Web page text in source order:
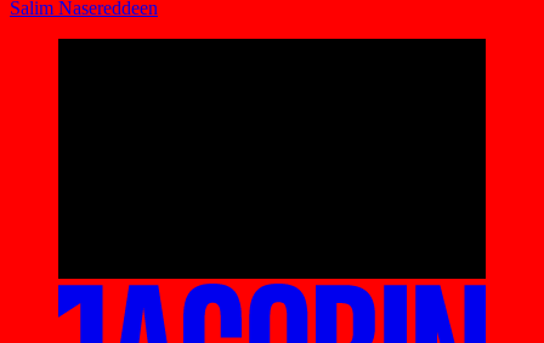
Salim Nasereddeen